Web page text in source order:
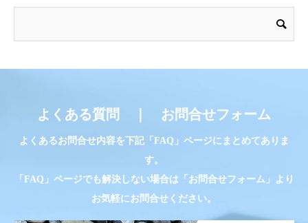
よくある質問 ｜ お問合せフォーム
よくあるお問合せ内容を下記「FAQ」ページにまとめてありま
す。
「FAQ」ページでも解決しない場合は「お問合せフォーム」より
お気軽にお問合せください。